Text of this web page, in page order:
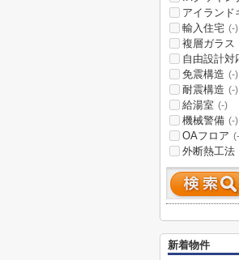
アイランド
輸入住宅 (-)
複層ガラス
自由設計対
免震構造 (-)
耐震構造 (-)
給湯室 (-)
機械警備 (-)
OAフロア
外断熱工法
新着物件